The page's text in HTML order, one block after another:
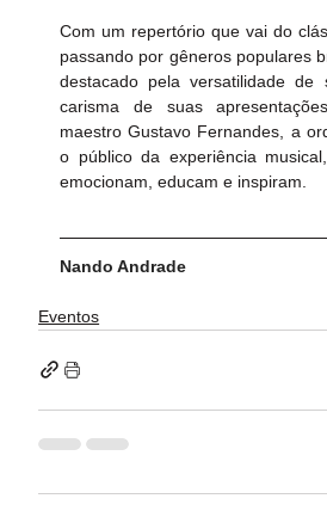
Com um repertório que vai do
passando por gêneros populares
destacado pela versatilidade
carisma de suas
maestro Gustavo Fernandes, a
o público da experiência
emocionam, educam e inspiram.
Nando Andrade
Eventos